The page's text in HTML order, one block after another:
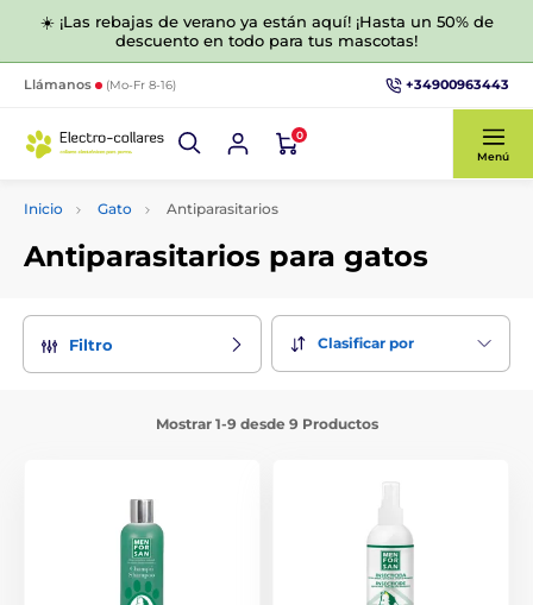
☀️ ¡Las rebajas de verano ya están aquí! ¡Hasta un 50% de
descuento en todo para tus mascotas!
Llámanos (Mo-Fr 8-16) +34900963443
0
Menú
Inicio Gato Antiparasitarios
Antiparasitarios para gatos
Filtro Clasificar por
Mostrar 1-9 desde 9 Productos